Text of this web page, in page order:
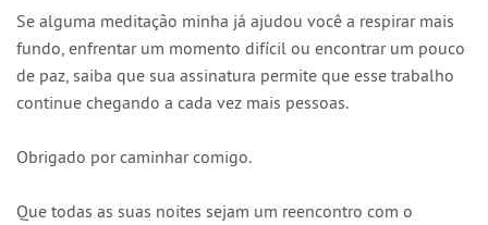
Se alguma meditação minha já ajudou você a respirar mais
fundo, enfrentar um momento difícil ou encontrar um pouco
de paz, saiba que sua assinatura permite que esse trabalho
continue chegando a cada vez mais pessoas.
Obrigado por caminhar comigo.
Que todas as suas noites sejam um reencontro com o